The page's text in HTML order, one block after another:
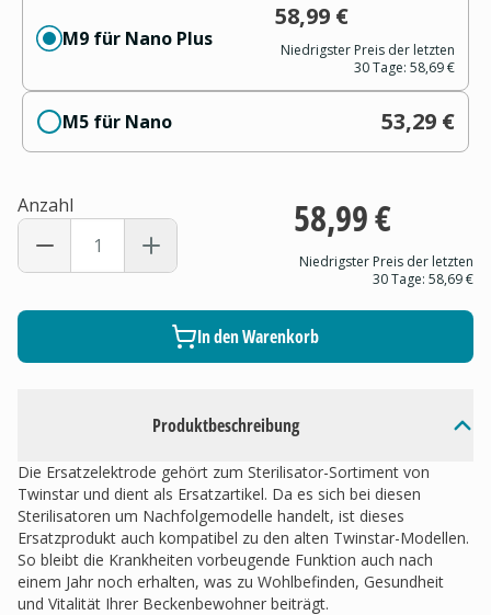
Produktbeschreibung
Die Ersatzelektrode gehört zum Sterilisator-Sortiment von
Twinstar und dient als Ersatzartikel. Da es sich bei diesen
Sterilisatoren um Nachfolgemodelle handelt, ist dieses
Ersatzprodukt auch kompatibel zu den alten Twinstar-Modellen.
So bleibt die Krankheiten vorbeugende Funktion auch nach
einem Jahr noch erhalten, was zu Wohlbefinden, Gesundheit
und Vitalität Ihrer Beckenbewohner beiträgt.
M9 für Nano Plus
58,99 €
Niedrigster Preis der letzten
30 Tage: 58,69 €
M5 für Nano 53,29 €
Anzahl 58,99 €
Niedrigster Preis der letzten
30 Tage: 58,69 €
In den Warenkorb